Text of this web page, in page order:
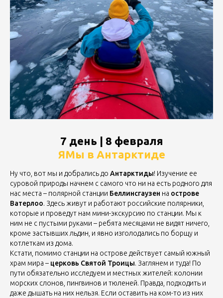
7 день | 8 февраля
ЯМы в Антарктиде
Ну что, вот мы и добрались до Антарктиды! Изучение ее
суровой природы начнем с самого что ни на есть родного для
нас места – полярной станции Беллинсгаузен на острове
Ватерлоо. Здесь живут и работают российские полярники,
которые и проведут нам мини-экскурсию по станции. Мы к
ним не с пустыми руками – ребята месяцами не видят ничего,
кроме застывших льдин, и явно изголодались по борщу и
котлеткам из дома.
Кстати, помимо станции на острове действует самый южный
храм мира – церковь Святой Троицы. Заглянем и туда! По
пути обязательно исследуем и местных жителей: колонии
морских слонов, пингвинов и тюленей. Правда, подходить и
даже дышать на них нельзя. Если оставить на ком-то из них